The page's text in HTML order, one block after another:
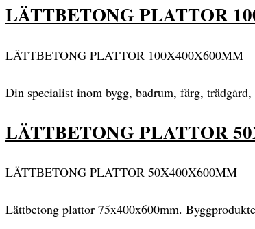
LÄTTBETONG PLATTOR
LÄTTBETONG PLATTOR 100X400X600MM
Din specialist inom bygg, badrum, färg,
LÄTTBETONG PLATTOR
LÄTTBETONG PLATTOR 50X400X600MM
Lättbetong plattor 75x400x600mm.